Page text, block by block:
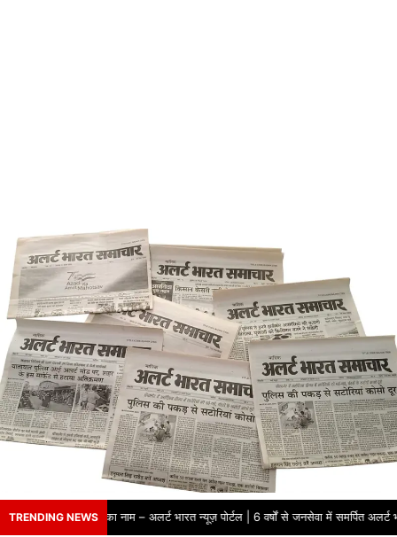
TRENDING NEWS
से भरोसे का नाम – अलर्ट भारत न्यूज़ पोर्टल | 6 वर्षों से जनसेवा में समर्पित अलर्ट भारत